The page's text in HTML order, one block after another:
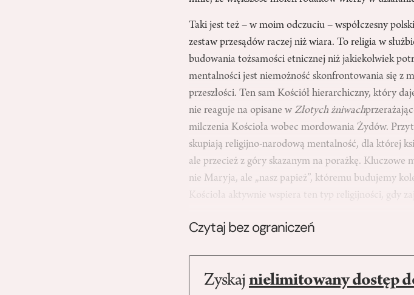
Taki jest też – w moim odczuciu – współczesny
zestaw przesądów raczej niż wiara. To religia w
budowania tożsamości etnicznej niż jakiekolwiek
mentalności jest niemożność skonfrontowania się z
przeszłości. Ten sam Kościół hierarchiczny, który
nie reaguje na opisane w Złotych żniwach
milczenia Kościoła wobec mordowania Żydów.
skupiają religijno-narodową mentalność, dla której
ale przecież z góry skazanym na porażkę. Kluczowe
nie Maryja, ale „nasz papież”, któremu budujemy
Kościoła aktywnie wspiera ten typ religijności, gdy
Czytaj bez ograniczeń
Zyskaj nielimitowany dostęp